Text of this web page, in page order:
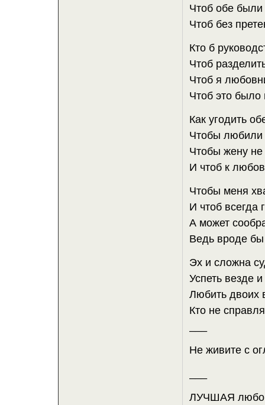
Чтоб обе
Чтоб без
Кто б
Чтоб
Чтоб я
Чтоб это было
Как угодить
Чтобы
Чтобы жену не
И чтоб к
Чтобы меня
И чтоб всегда
А может
Ведь вроде
Эх и сложна
Успеть везде
Любить двоих
Кто не
Не живите с
ЛУЧШАЯ